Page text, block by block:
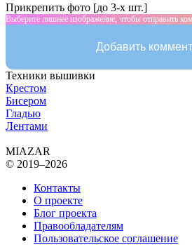
Прикрепить фото [до 3-х шт.]
Выберите лишнее изображение, чтобы отправить
Добавить
Техники вышивки
Крестом
Бисером
Гладью
Лентами
MIAZAR
© 2019–2026
Контакты
О проекте
Блог проекта
Правообладателям
Пользовательское соглашение